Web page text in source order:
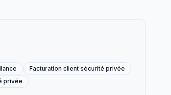
Facturation client sécurité privée
privée